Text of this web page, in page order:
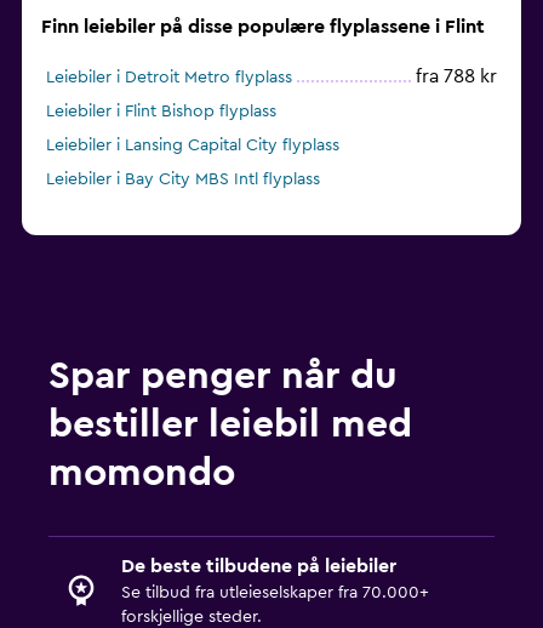
Finn leiebiler på disse populære flyplassene i Flint
Leiebiler i Detroit Metro flyplass fra 788 kr
Leiebiler i Flint Bishop flyplass
Leiebiler i Lansing Capital City flyplass
Leiebiler i Bay City MBS Intl flyplass
Spar penger når du
bestiller leiebil med
momondo
De beste tilbudene på leiebiler
Se tilbud fra utleieselskaper fra 70.000+
forskjellige steder.